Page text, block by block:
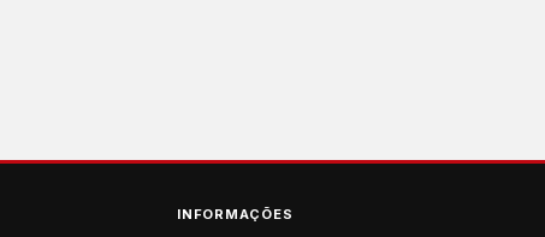
INFORMAÇÕES